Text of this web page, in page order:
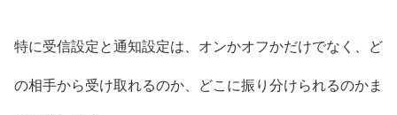
特に受信設定と通知設定は、オンかオフかだけでなく、ど
の相手から受け取れるのか、どこに振り分けられるのかま